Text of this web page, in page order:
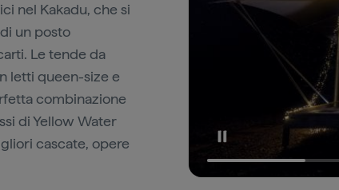
nel Kakadu, che si
un posto
Le tende da
letti queen-size e
combinazione
di Yellow Water
cascate, opere